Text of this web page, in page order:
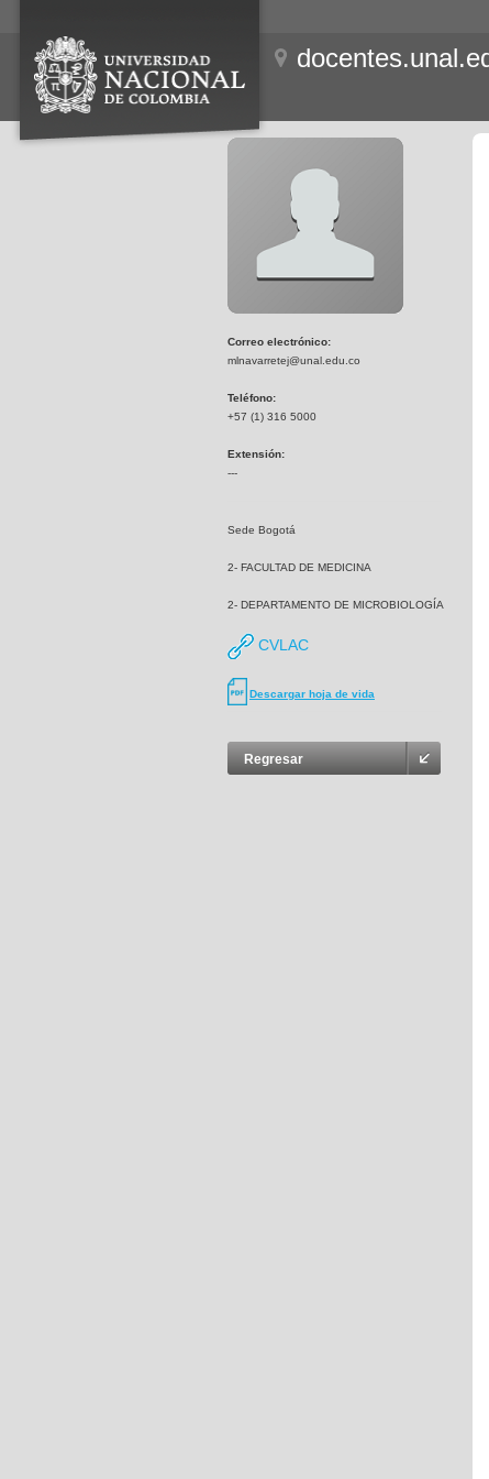
Correo electrónico:
mlnavarretej@unal.edu.co
Teléfono:
+57 (1) 316 5000
Extensión:
---
Sede Bogotá
2- FACULTAD DE MEDICINA
2- DEPARTAMENTO DE MICROBIOLOGÍA
CVLAC
Descargar hoja de vida
Regresar